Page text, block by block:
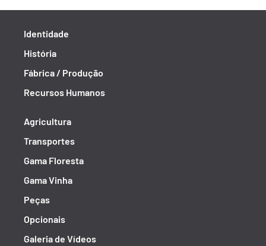
Identidade
História
Fábrica / Produção
Recursos Humanos
Agricultura
Transportes
Gama Floresta
Gama Vinha
Peças
Opcionais
Galeria de Vídeos